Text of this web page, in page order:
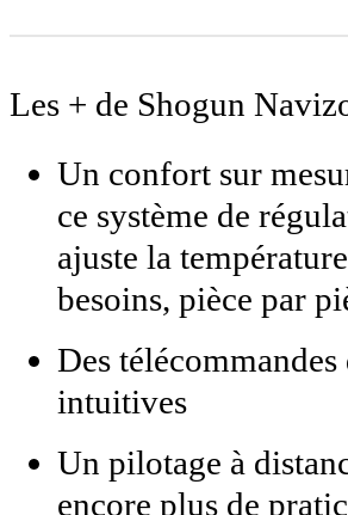
Les + de Shogun
Un confort sur
ce système de
ajuste la
besoins, pièce par
Des télécommandes
intuitives
Un pilotage à
encore plus de